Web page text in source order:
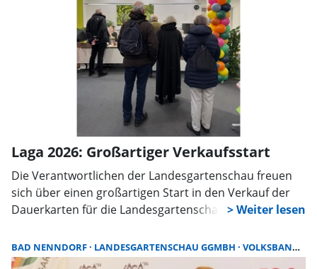
die Landesgartenschaugesellschaft Bad Nenndorf
Abstand und wird einen neuen Standort auf dem
direkten Gartenschaugelände auswählen, wie sie auf
Anfrage mitteilt.
Laga 2026: Großartiger Verkaufsstart
Die Verantwortlichen der Landesgartenschau freuen
sich über einen großartigen Start in den Verkauf der
Dauerkarten für die Landesgartenschau Bad Nenndorf.
konnte nach dem Start am Freitag, 6. Dezember 2024,
ruckzuck geknackt werden.
BAD NENNDORF LANDESGARTENSCHAU GGMBH VOLKSBANK IN SCHAUMBURG UND NIENBURG EG